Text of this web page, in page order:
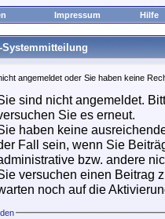
Impressum Hilfe
angemeldet oder Sie haben keine
sind nicht angemeldet.
Sie es erneut.
haben keine
Fall sein, wenn Sie
bzw. andere
versuchen einen Beitrag
noch auf die